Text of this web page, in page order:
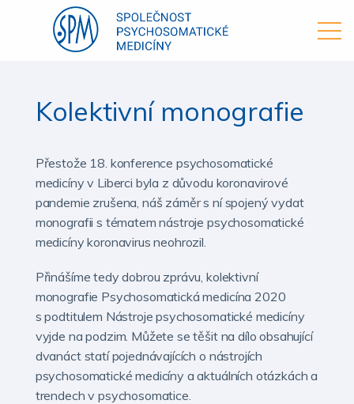
Kolektivní monografie
Přestože 18. konference psychosomatické
medicíny v Liberci byla z důvodu koronavirové
pandemie zrušena, náš záměr s ní spojený vydat
monografii s tématem nástroje psychosomatické
medicíny koronavirus neohrozil.
Přinášíme tedy dobrou zprávu, kolektivní
monografie Psychosomatická medicína 2020
s podtitulem Nástroje psychosomatické medicíny
vyjde na podzim. Můžete se těšit na dílo obsahující
dvanáct statí pojednávajících o nástrojích
psychosomatické medicíny a aktuálních otázkách a
trendech v psychosomatice.